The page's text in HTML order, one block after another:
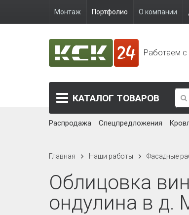
Монтаж Портфолио О компании
Работаем с
КАТАЛОГ ТОВАРОВ
Распродажа Спецпредложения
Главная Наши работы Фасадные
Облицовка
ондулина в д.